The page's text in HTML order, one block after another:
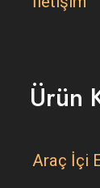
Ürün
Araç İçi